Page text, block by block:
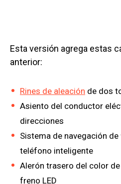
Esta versión agrega estas
anterior:
Rines de aleación de dos
Asiento del conductor
direcciones
Sistema de navegación de
teléfono inteligente
Alerón trasero del color
freno LED